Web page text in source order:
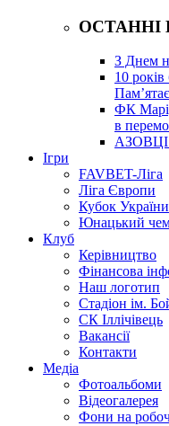
З Днем
10
ФК
в
Ігри
FAVBET-Ліга
Ліга Європи
Кубок України
Юнацький
Клуб
Керівництво
Фінансова
Наш логотип
Стадіон ім.
СК Іллічівець
Вакансії
Контакти
Медіа
Фотоальбоми
Відеогалерея
Фони на